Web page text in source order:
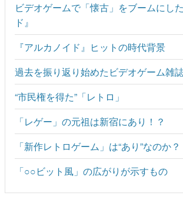
ビデオゲームで「懐古」をブームにし
ド』
『アルカノイド』ヒットの時代背景
過去を振り返り始めたビデオゲーム雑
“市民権を得た”「レトロ」
「レゲー」の元祖は新宿にあり！？
「新作レトロゲーム」は“あり”なのか？
「○○ビット風」の広がりが示すもの